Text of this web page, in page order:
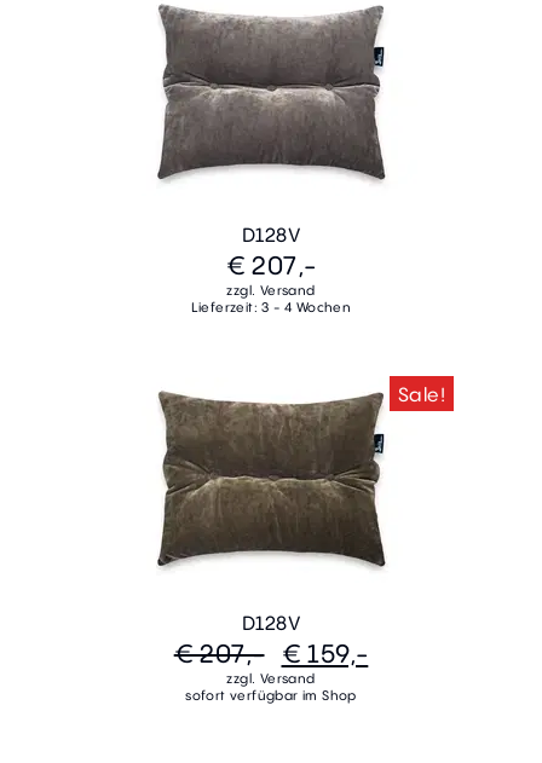
D128V
€ 207,-
zzgl. Versand
Lieferzeit: 3 - 4 Wochen
Sale!
D128V
€ 207,- € 159,-
zzgl. Versand
sofort verfügbar im Shop